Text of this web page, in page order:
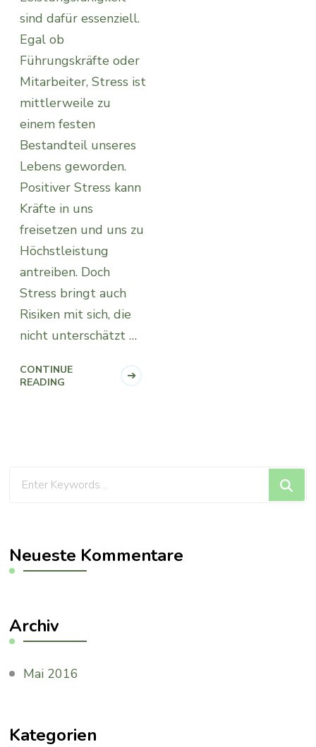
sind dafür essenziell.
Egal ob
Führungskräfte oder
Mitarbeiter, Stress ist
mittlerweile zu
einem festen
Bestandteil unseres
Lebens geworden.
Positiver Stress kann
Kräfte in uns
freisetzen und uns zu
Höchstleistung
antreiben. Doch
Stress bringt auch
Risiken mit sich, die
nicht unterschätzt …
CONTINUE
READING
Looking
Neueste Kommentare
Archiv
Mai 2016
Kategorien